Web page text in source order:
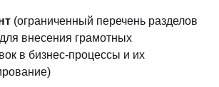
(ограниченный перечень разделов
внесения грамотных
в бизнес-процессы и их